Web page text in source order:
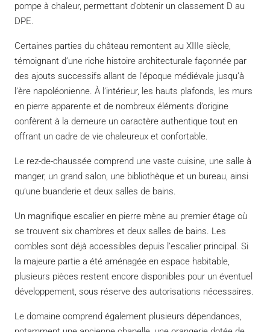
pompe à chaleur, permettant d’obtenir un classement D au
DPE.
Certaines parties du château remontent au XIIIe siècle,
témoignant d’une riche histoire architecturale façonnée par
des ajouts successifs allant de l’époque médiévale jusqu’à
l’ère napoléonienne. À l’intérieur, les hauts plafonds, les murs
en pierre apparente et de nombreux éléments d’origine
confèrent à la demeure un caractère authentique tout en
offrant un cadre de vie chaleureux et confortable.
Le rez-de-chaussée comprend une vaste cuisine, une salle à
manger, un grand salon, une bibliothèque et un bureau, ainsi
qu’une buanderie et deux salles de bains.
Un magnifique escalier en pierre mène au premier étage où
se trouvent six chambres et deux salles de bains. Les
combles sont déjà accessibles depuis l’escalier principal. Si
la majeure partie a été aménagée en espace habitable,
plusieurs pièces restent encore disponibles pour un éventuel
développement, sous réserve des autorisations nécessaires.
Le domaine comprend également plusieurs dépendances,